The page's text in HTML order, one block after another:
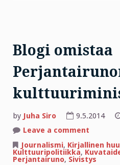
Blogi omistaa
by Juha Siro 9.5.2014
Leave a comment
omistaa
Journalismi, Kirjallinen
Kulttuuripolitiikka,
Perjantairuno, Sivistys